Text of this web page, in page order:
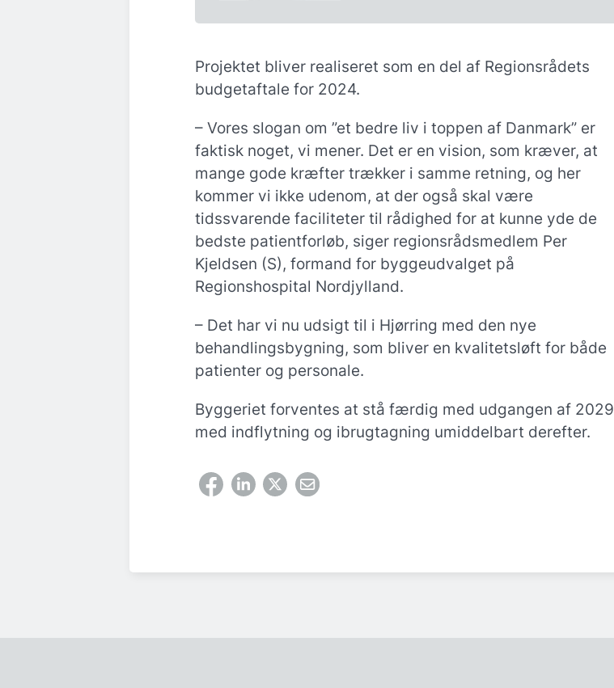
Projektet bliver realiseret som en del af Regionsrådets
budgetaftale for 2024.
– Vores slogan om ”et bedre liv i toppen af Danmark” er
faktisk noget, vi mener. Det er en vision, som kræver, at
mange gode kræfter trækker i samme retning, og her
kommer vi ikke udenom, at der også skal være
tidssvarende faciliteter til rådighed for at kunne yde de
bedste patientforløb, siger regionsrådsmedlem Per
Kjeldsen (S), formand for byggeudvalget på
Regionshospital Nordjylland.
– Det har vi nu udsigt til i Hjørring med den nye
behandlingsbygning, som bliver en kvalitetsløft for både
patienter og personale.
Byggeriet forventes at stå færdig med udgangen af 2029
med indflytning og ibrugtagning umiddelbart derefter.